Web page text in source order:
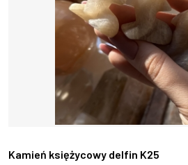
Kamień księżycowy delfin K25